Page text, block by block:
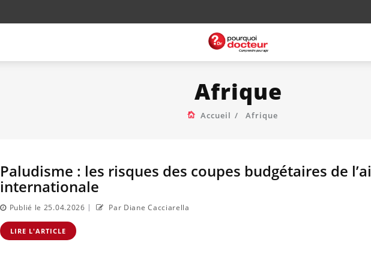
Afrique
Accueil Afrique
Paludisme : les risques des coupes budgétaires de
internationale
Publié le 25.04.2026 | Par Diane Cacciarella
LIRE L'ARTICLE